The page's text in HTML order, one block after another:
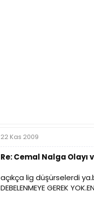
22 Kas 2009
Re: Cemal Nalga Olayı
açıkça lig düşürselerdi
DEBELENMEYE GEREK